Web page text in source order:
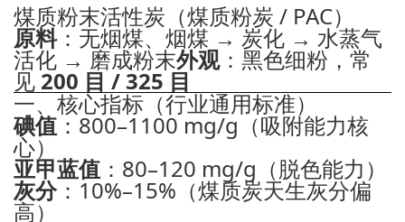
煤质粉末活性炭（煤质粉炭 / PAC）
原料：无烟煤、烟煤 → 炭化 → 水蒸气
活化 → 磨成粉末外观：黑色细粉，常
见200 目 / 325 目
一、核心指标（行业通用标准）
碘值：800–1100 mg/g（吸附能力核
心）
亚甲蓝值 ：80–120 mg/g（脱色能力）
灰分：10%–15%（煤质炭天生灰分偏
高）